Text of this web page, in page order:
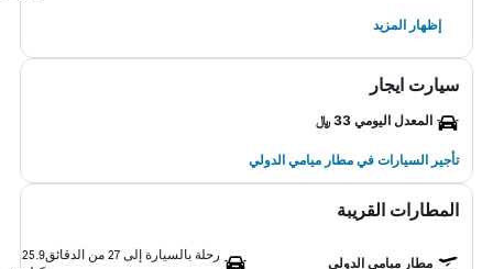
إظهار المزيد
سيارت ايجار
المعدل اليومي 33 ﷼
تأجير السيارات في مطار ميامي الدولي
المطارات القريبة
مطار ميامي الدولي
رحلة بالسيارة إلى 27 من الدقائق
25.9